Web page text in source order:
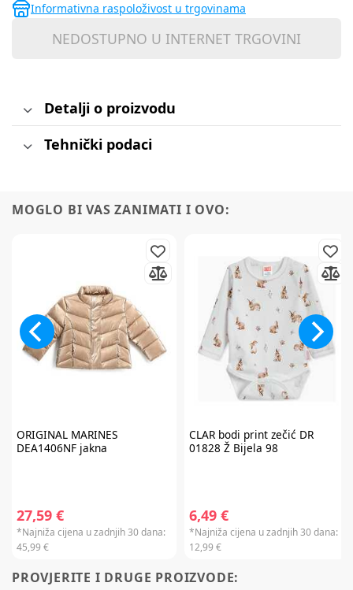
Informativna raspoloživost u trgovinama
NEDOSTUPNO U INTERNET TRGOVINI
Detalji o proizvodu
Tehnički podaci
MOGLO BI VAS ZANIMATI I OVO:
ORIGINAL MARINES
DEA1406NF jakna
27,59 €
*Najniža cijena u zadnjih 30 dana:
45,99 €
CLARbodi print zečić DR
01828 Ž Bijela 98
6,49 €
*Najniža cijena u zadnjih 30 dana:
12,99 €
PROVJERITE I DRUGE PROIZVODE:
newsletter
7% popusta
Želim primati newsletter
PRIJAVITE SE